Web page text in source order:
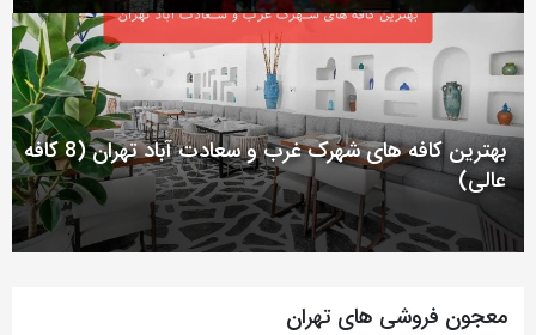
بگذارید.
کپی
لینک
بهترین کافه های شهرک غرب و سعادت آباد تهران (8 کافه
عالی)
معجون فروشی های تهران